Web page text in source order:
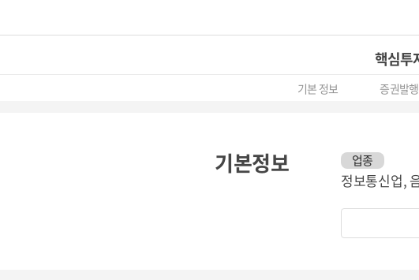
핵심투
기본 정보 증권발
기본정보 업종
정보통신업,